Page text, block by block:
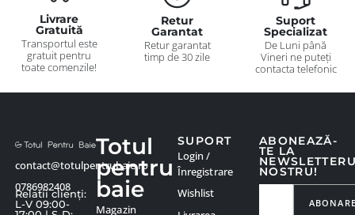
Livrare
Gratuită
Transportul este
gratuit pentru
toate comenzile!
Retur
Garantat
Retur garantat
timp de 30 zile
Suport
Specializat
De Luni până
Vineri ne puteți
contacta telefonic
contact@totulpentrubaie.ro
0786982408
Relatii clienți:
L-V 09:00-
ABONEAZĂ-
TE LA
NOSTRU!
Totul
pentru
baie
Magazin
SUPORT
Login /
Înregistrare
Wishlist